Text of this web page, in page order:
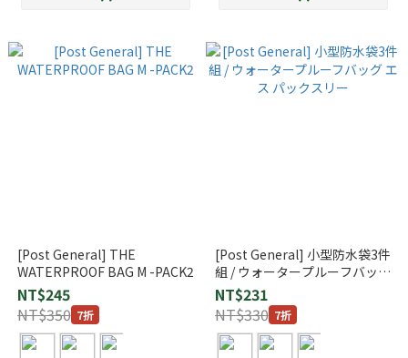
[Post General] THE
WATERPROOF BAG M -PACK2
NT$245
NT$350 7折
[Post General] 小型防水袋3件
組 / ウォータープルーフバッグ
エス パックスリー
NT$231
NT$330 7折